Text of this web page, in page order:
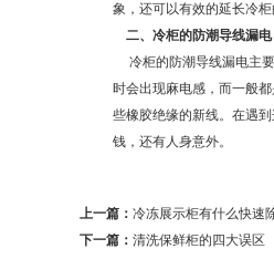
象，还可以有效的延长冷柜
二、冷柜的防潮导线漏电
冷柜的防潮导线漏电主要
时会出现麻电感，而一般
些橡胶绝缘的新线。在遇
钱，还有人身意外。
上一篇： 冷冻展示柜有什么快速
下一篇： 清洗保鲜柜的四大误区